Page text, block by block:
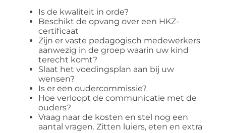
Is de kwaliteit in orde?
Beschikt de opvang over een HKZ-
certificaat
Zijn er vaste pedagogisch medewerkers
aanwezig in de groep waarin uw kind
terecht komt?
Slaat het voedingsplan aan bij uw
wensen?
Is er een oudercommissie?
Hoe verloopt de communicatie met de
ouders?
Vraag naar de kosten en stel nog een
aantal vragen. Zitten luiers, eten en extra